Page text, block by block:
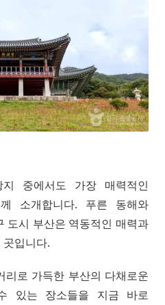
중에서도 가장 매력적인
소개합니다. 푸른 동해와
도시 부산은 역동적인 매력과
입니다.
리로 가득한 부산의 다채로운
있는 장소들을 지금 바로